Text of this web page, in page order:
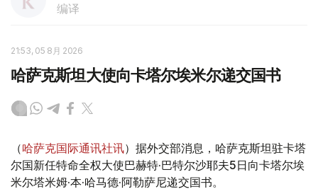
编译
21:53, 05 8月 2026
哈萨克斯坦大使向卡塔尔埃米尔递交国书
（哈萨克国际通讯社讯）据外交部消息，哈萨克斯坦驻卡塔
尔国新任特命全权大使巴赫特·巴特尔沙耶夫5日向卡塔尔埃
米尔塔米姆·本·哈马德·阿勒萨尼递交国书。